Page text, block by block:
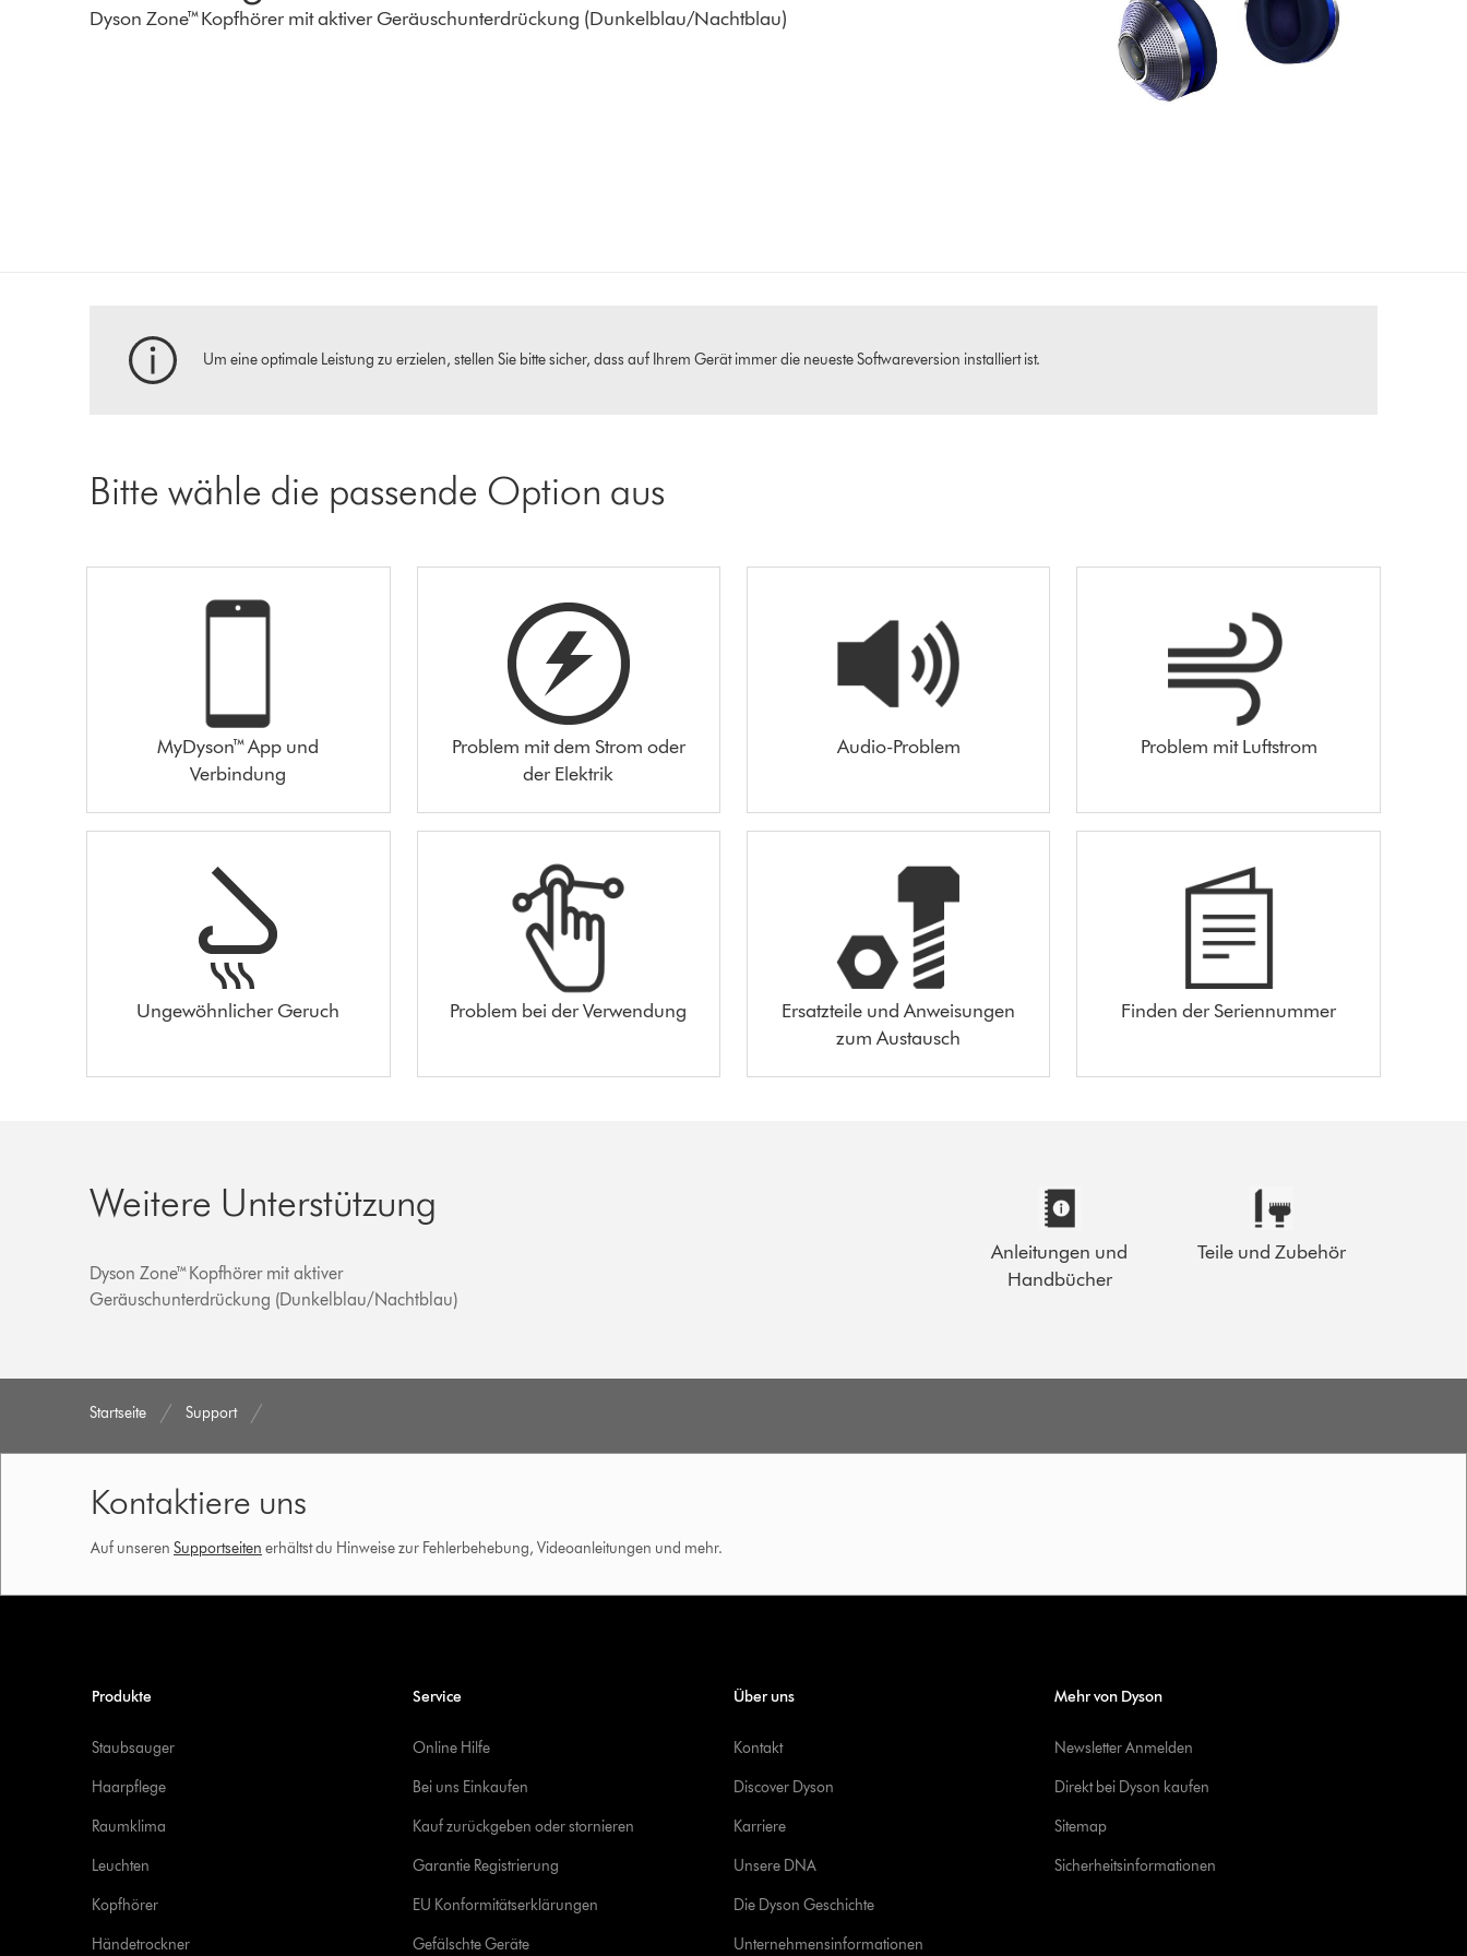
Dyson Zone™Kopfhörer mit aktiver Geräuschunterdrückung (Dunkelblau/Nachtblau)
Um eine optimale Leistung zu erzielen, stellen Sie bitte sicher, dass auf Ihrem Gerät immer die neueste Softwareversion installiert ist.
Bitte wähle die passende Option aus
MyDyson™ App und
Verbindung
Problem mit dem Strom oder
der Elektrik
Audio-Problem Problem mit Luftstrom
Ungewöhnlicher Geruch Problem bei der Verwendung
Ersatzteile und Anweisungen
zum Austausch
Finden der Seriennummer
Weitere Unterstützung
Dyson Zone™Kopfhörer mit aktiver
Geräuschunterdrückung (Dunkelblau/Nachtblau)
Anleitungen und
Handbücher
Teile und Zubehör
Startseite Support
Kontaktiere uns
Auf unseren Supportseiten erhältst du Hinweise zur Fehlerbehebung, Videoanleitungen und mehr.
Produkte
Staubsauger
Haarpflege
Raumklima
Leuchten
Kopfhörer
Händetrockner
Service
Online Hilfe
Bei uns Einkaufen
Kauf zurückgeben oder stornieren
Garantie Registrierung
EU Konformitätserklärungen
Gefälschte Geräte
Über uns
Kontakt
Discover Dyson
Karriere
Unsere DNA
Die Dyson Geschichte
Unternehmensinformationen
Mehr von Dyson
Newsletter Anmelden
Direkt bei Dyson kaufen
Sitemap
Sicherheitsinformationen